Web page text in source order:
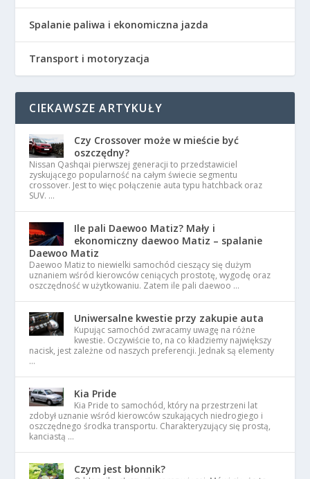
Spalanie paliwa i ekonomiczna jazda
Transport i motoryzacja
CIEKAWSZE ARTYKUŁY
Czy Crossover może w mieście być
oszczędny?
Nissan Qashqai pierwszej generacji to przedstawiciel
zyskującego popularność na całym świecie segmentu
crossover. Jest to więc połączenie auta typu hatchback oraz
SUV. …
Ile pali Daewoo Matiz? Mały i
ekonomiczny daewoo Matiz – spalanie
Daewoo Matiz
Daewoo Matiz to niewielki samochód cieszący się dużym
uznaniem wśród kierowców ceniących prostotę, wygodę oraz
oszczędność w użytkowaniu. Zatem ile pali daewoo …
Uniwersalne kwestie przy zakupie auta
Kupując samochód zwracamy uwagę na różne
kwestie. Oczywiście to, na co kładziemy największy
nacisk, jest zależne od naszych preferencji. Jednak są elementy
…
Kia Pride
Kia Pride to samochód, który na przestrzeni lat
zdobył uznanie wśród kierowców szukających niedrogiego i
oszczędnego środka transportu. Charakteryzujący się prostą,
kanciastą …
Czym jest błonnik?